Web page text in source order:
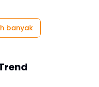
banyak